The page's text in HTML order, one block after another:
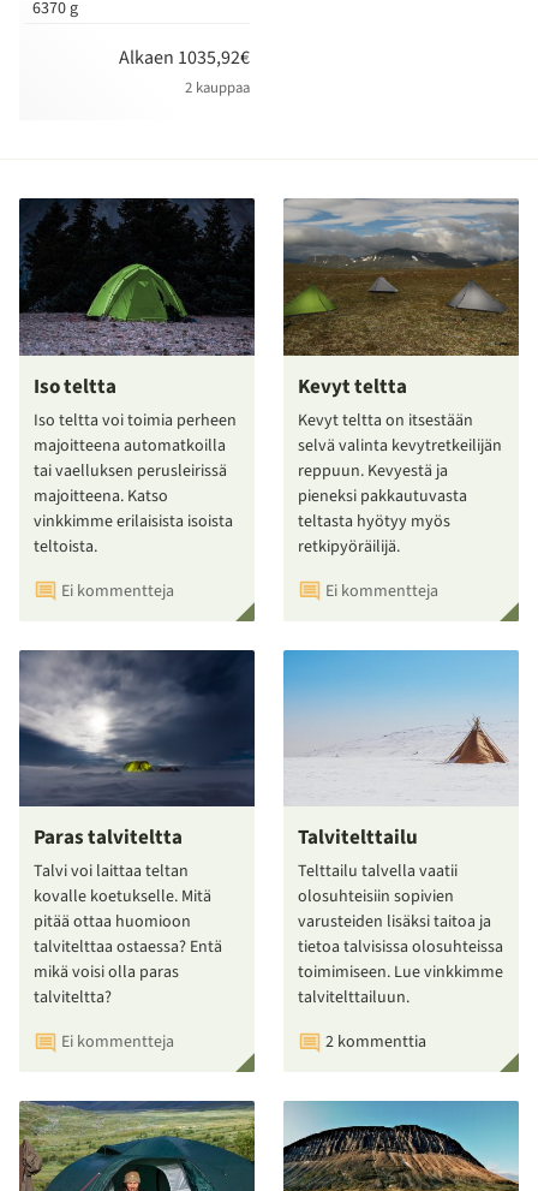
6370 g
Alkaen 1035,92€
2 kauppaa
Iso teltta
Iso teltta voi toimia perheen
majoitteena automatkoilla
tai vaelluksen perusleirissä
majoitteena. Katso
vinkkimme erilaisista isoista
teltoista.
Ei kommentteja
Kevyt teltta
Kevyt teltta on itsestään
selvä valinta kevytretkeilijän
reppuun. Kevyestä ja
pieneksi pakkautuvasta
teltasta hyötyy myös
retkipyöräilijä.
Ei kommentteja
Paras talviteltta
Talvi voi laittaa teltan
kovalle koetukselle. Mitä
pitää ottaa huomioon
talvitelttaa ostaessa? Entä
mikä voisi olla paras
talviteltta?
Ei kommentteja
Talvitelttailu
Telttailu talvella vaatii
olosuhteisiin sopivien
varusteiden lisäksi taitoa ja
tietoa talvisissa olosuhteissa
toimimiseen. Lue vinkkimme
talvitelttailuun.
2 kommenttia